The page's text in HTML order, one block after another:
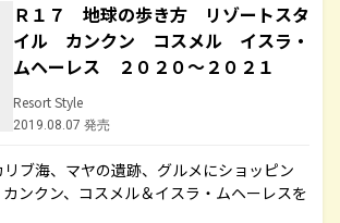
Ｒ１７ 地球の歩き方 リゾートスタ
イル カンクン コスメル イスラ・
ムヘーレス ２０２０～２０２１
Resort Style
2019.08.07 発売
ブ海、マヤの遺跡、グルメにショッピン
ンクン、コスメル＆イスラ・ムヘーレスを